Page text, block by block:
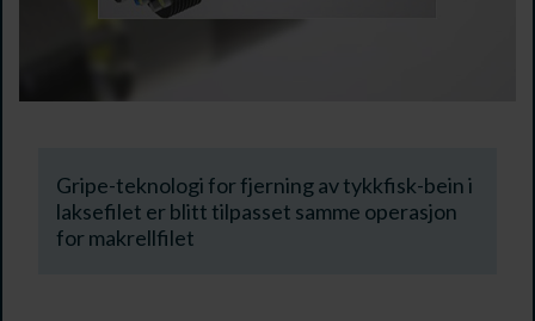
Gripe-teknologi for fjerning av tykkfisk-bein i
laksefilet er blitt tilpasset samme operasjon
for makrellfilet